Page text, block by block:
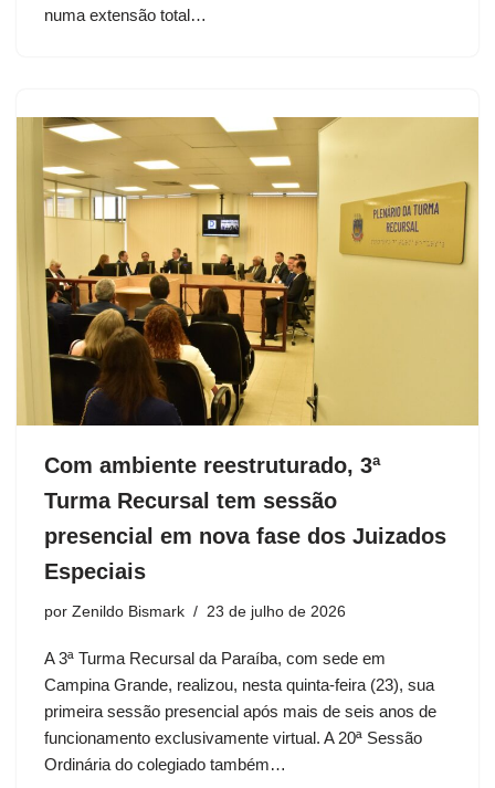
numa extensão total…
Com ambiente reestruturado, 3ª
Turma Recursal tem sessão
presencial em nova fase dos Juizados
Especiais
por Zenildo Bismark 23 de julho de 2026
A 3ª Turma Recursal da Paraíba, com sede em
Campina Grande, realizou, nesta quinta-feira (23), sua
primeira sessão presencial após mais de seis anos de
funcionamento exclusivamente virtual. A 20ª Sessão
Ordinária do colegiado também…